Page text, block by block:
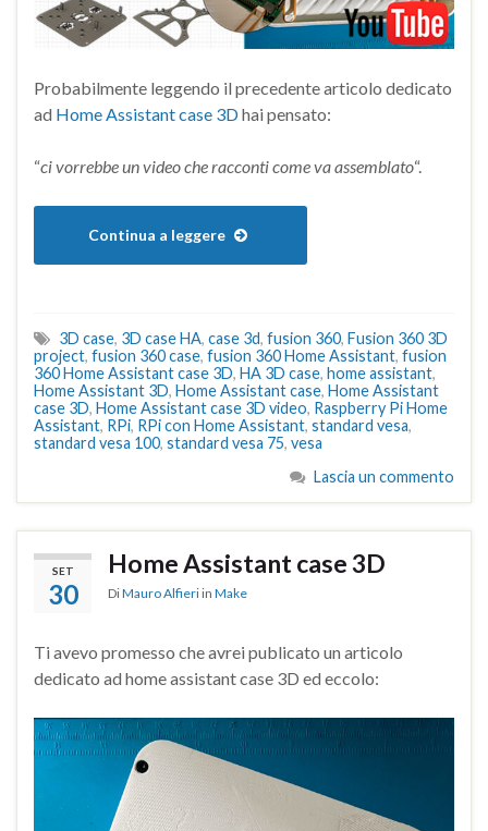
Probabilmente leggendo il precedente articolo dedicato
ad Home Assistant case 3Dhai pensato:
“ci vorrebbe un video che racconti come va assemblato“.
Continua a leggere
3D case, 3D case HA, case 3d, fusion 360, Fusion 360 3D
project, fusion 360 case, fusion 360 Home Assistant, fusion
360 Home Assistant case 3D, HA 3D case, home assistant,
Home Assistant 3D, Home Assistant case, Home Assistant
case 3D, Home Assistant case 3D video, Raspberry Pi Home
Assistant, RPi, RPi con Home Assistant, standard vesa,
standard vesa 100, standard vesa 75, vesa
Lascia un commento
SET
30
Home Assistant case 3D
DiMauro Alfieri in Make
Ti avevo promesso che avrei publicato un articolo
dedicato ad home assistant case 3D ed eccolo: